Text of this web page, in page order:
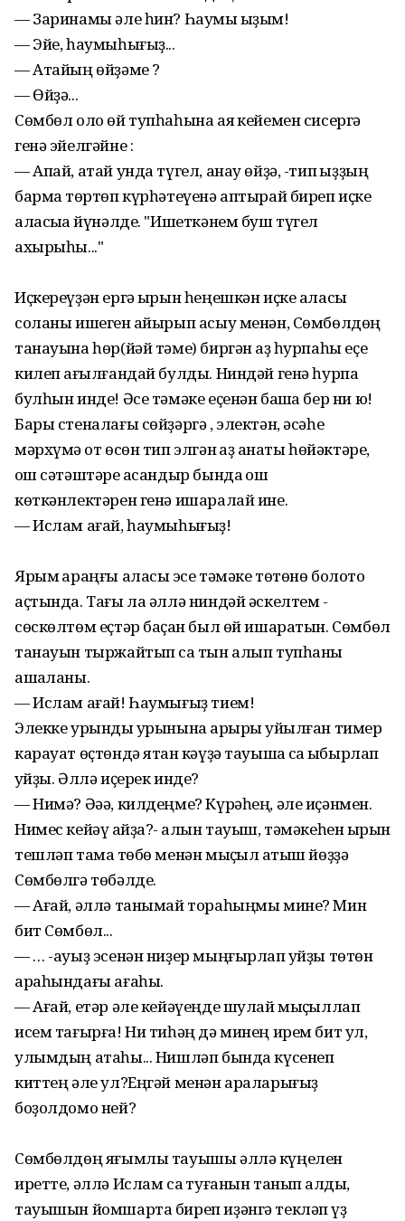
— Заринамы әле һин? Һаумы ҡыҙым!
— Эйе, һаумыһығыҙ...
— Атайың өйҙәме ?
— Өйҙә...
Сөмбөл оло өй тупһаһына аяҡ кейемен сисергә
генә эйелгәйне :
— Апай, атай унда түгел, анау өйҙә, -тип ҡыҙҙың
бармаҡ төртөп күрһәтеүенә аптырай биреп иҫке
аласыҡҡа йүнәлде. "Ишеткәнем буш түгел
ахырыһы..."
Иҫкереүҙән ергә ҡырын һеңешкән иҫке аласыҡ
соланы ишеген ҡайырып асыу менән, Сөмбөлдөң
танауына һөр(йәй тәме) биргән ҡаҙ һурпаһы еҫе
килеп ҡағылғандай булды. Ниндәй генә һурпа
булһын инде! Әсе тәмәке еҫенән башҡа бер ни юҡ!
Бары стеналағы сөйҙәргә , электән, әсәһе
мәрхүмә ҡот өсөн тип элгән ҡаҙ ҡанаты һөйәктәре,
ҡош сәтәштәре ҡасандыр бында ҡош
көткәнлектәрен генә ишаралай ине.
— Ислам ағай, һаумыһығыҙ!
Ярым ҡараңғы аласыҡ эсе тәмәке төтөнө болото
аҫтында. Тағы ла әллә ниндәй әскелтем -
сөскөлтөм еҫтәр баҫҡан был өй ишаратын. Сөмбөл
танауын тыржайтып саҡ тын алып тупһаны
ашаҡланы.
— Ислам ағай! Һаумығыҙ тием!
Элекке урындыҡ урынына арҡыры ҡуйылған тимер
карауат өҫтөндә ятҡан кәүҙә тауышҡа саҡ ҡыбырлап
ҡуйҙы. Әллә иҫерек инде?
— Нимә? Әәә, килдеңме? Күрәһең, әле иҫәнмен.
Нимес кейәү ҡайҙа?- ҡалын тауыш, тәмәкеһен ҡырын
тешләп тамаҡ төбө менән мыҫҡыл ҡатыш йөҙҙә
Сөмбөлгә төбәлде.
— Ағай, әллә танымай тораһыңмы мине? Мин
бит Сөмбөл...
— … -ауыҙ эсенән ниҙер мыңғырлап ҡуйҙы төтөн
араһындағы ағаһы.
— Ағай, етәр әле кейәүеңде шулай мыҫҡыллап
исем тағырға! Ни тиһәң дә минең ирем бит ул,
улымдың атаһы... Нишләп бында күсенеп
киттең әле ул?Еңгәй менән араларығыҙ
боҙолдомо ней?
Сөмбөлдөң яғымлы тауышы әллә күңелен
иретте, әллә Ислам саҡ туғанын танып ҡалды,
тауышын йомшарта биреп иҙәнгә текләп үҙ